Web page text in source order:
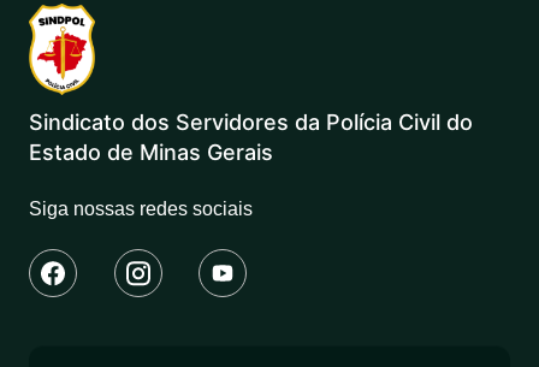
Sindicato dos Servidores da Polícia Civil do
Estado de Minas Gerais
Siga nossas redes sociais